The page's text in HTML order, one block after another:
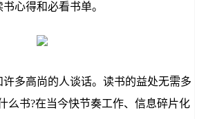
心得和必看书单。
多高尚的人谈话。读书的益处无需多
么书?在当今快节奏工作、信息碎片化